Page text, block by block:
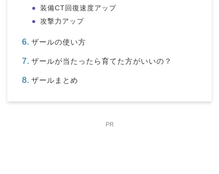
装備CT回復速度アップ
攻撃力アップ
ザールの使い方
ザールが当たったら育てた方がいいの？
ザールまとめ
PR